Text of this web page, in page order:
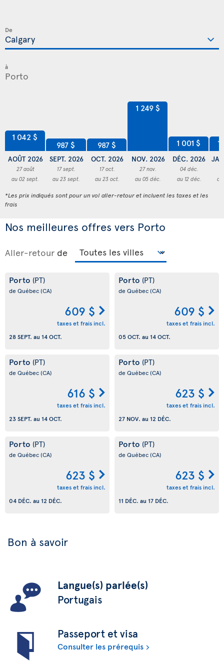
De
à
1 042 $
AOÛT 2026
27 août
au 02 sept.
987 $
SEPT. 2026
17 sept.
au 23 sept.
987 $
OCT. 2026
17 oct.
au 23 oct.
1 249 $
NOV. 2026
27 nov.
au 05 déc.
1 001 $
DÉC. 2026
04 déc.
au 12 déc.
1
*Les prix indiqués sont pour un vol aller-retour et incluent les taxes et les
frais
Nos meilleures offres vers Porto
Aller-retour de
Porto (PT)
de Québec(CA)
609 $
taxes et frais incl.
28 SEPT. au 14 OCT.
Porto (PT)
de Québec(CA)
609 $
taxes et frais incl.
05 OCT. au 14 OCT.
Porto (PT)
de Québec(CA)
616 $
taxes et frais incl.
23 SEPT. au 14 OCT.
Porto (PT)
de Québec(CA)
623 $
taxes et frais incl.
27 NOV. au 12 DÉC.
Porto (PT)
de Québec(CA)
623 $
taxes et frais incl.
04 DÉC. au 12 DÉC.
Porto (PT)
de Québec(CA)
623 $
taxes et frais incl.
11 DÉC. au 17 DÉC.
Bon à savoir
Langue(s) parlée(s)
Portugais
Passeport et visa
Consulter les prérequis